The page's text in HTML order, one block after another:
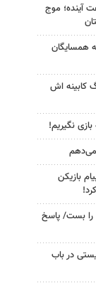
کشور در ۷۲ ساعت آینده؛ موج
همسایگان
کابینه اش
بازی نگیریم!
می‌دهم
بازیکن
را بست/ پاسخ
در باب